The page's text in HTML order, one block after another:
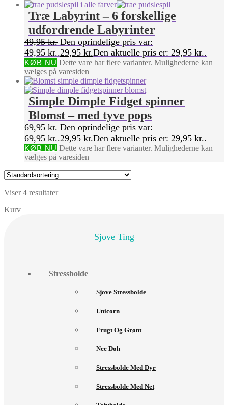
Træ Labyrint – 6 forskellige
udfordrende Labyrinter
49,95kr. Den oprindelige pris var:
49,95 kr..29,95 kr.Den aktuelle pris er: 29,95 kr..
KØB NU Dette vare har flere varianter. Mulighederne kan
vælges på varesiden
Simple Dimple Fidget spinner
Blomst – med tyve pops
69,95kr. Den oprindelige pris var:
69,95 kr..29,95 kr.Den aktuelle pris er: 29,95 kr..
KØB NU Dette vare har flere varianter. Mulighederne kan
vælges på varesiden
Viser 4 resultater
Kurv
Sjove Ting
Stressbolde
Sjove Stressbolde
Unicorn
Frugt Og Grønt
Nee Doh
Stressbolde Med Dyr
Stressbolde Med Net